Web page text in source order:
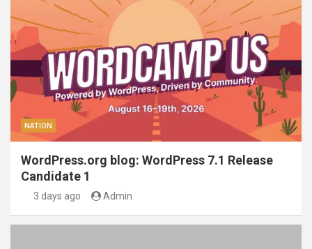
NATION
WordPress.org blog: WordPress 7.1 Release
Candidate 1
3 days ago Admin